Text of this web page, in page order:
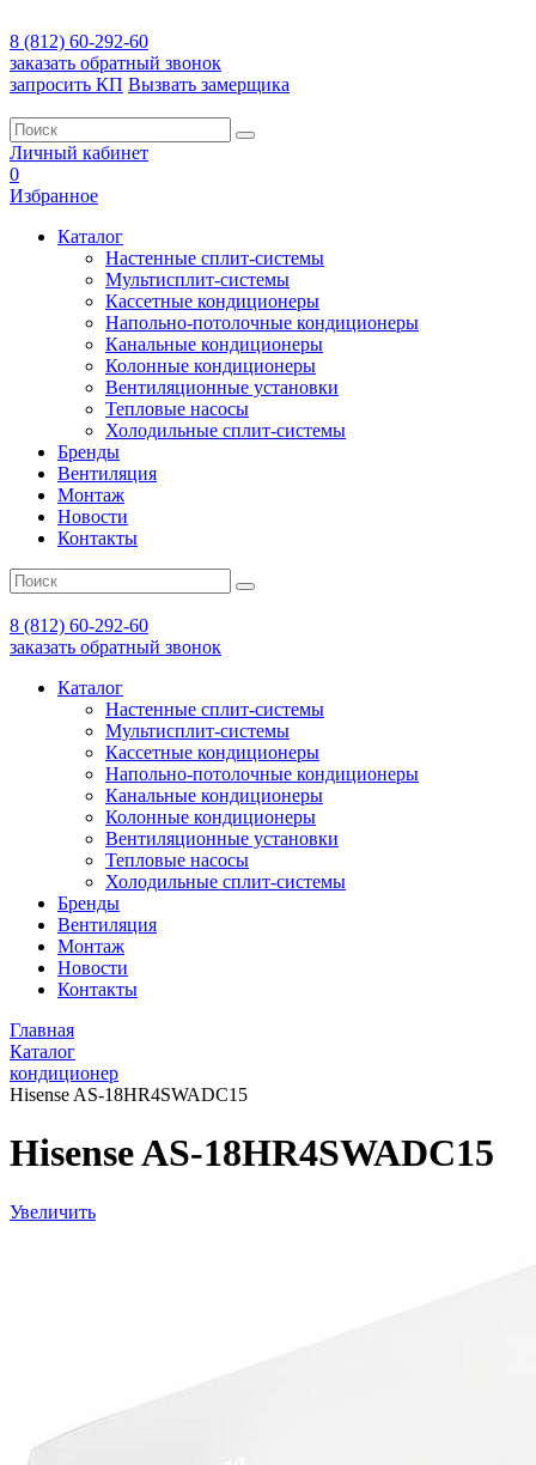
8 (812) 60-292-60
заказать обратный звонок
запросить КП Вызвать замерщика
Личный кабинет
0
Избранное
Каталог
Настенные сплит-системы
Мультисплит-системы
Кассетные кондиционеры
Напольно-потолочные кондиционеры
Канальные кондиционеры
Колонные кондиционеры
Вентиляционные установки
Тепловые насосы
Холодильные сплит-системы
Бренды
Вентиляция
Монтаж
Новости
Контакты
8 (812) 60-292-60
заказать обратный звонок
Каталог
Настенные сплит-системы
Мультисплит-системы
Кассетные кондиционеры
Напольно-потолочные кондиционеры
Канальные кондиционеры
Колонные кондиционеры
Вентиляционные установки
Тепловые насосы
Холодильные сплит-системы
Бренды
Вентиляция
Монтаж
Новости
Контакты
Главная
Каталог
кондиционер
Hisense AS-18HR4SWADC15
Hisense AS-18HR4SWADC15
Увеличить